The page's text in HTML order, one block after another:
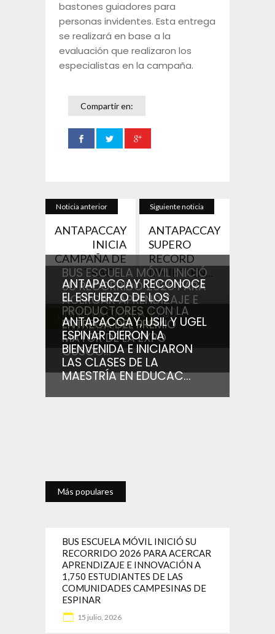
bastones guiadores para
personas invidentes. Esta entrega
se realizará en base a la
evaluación que realizaron los
especialistas en la campaña.
Compartir en:
Noticia anterior
ANTAPACCAY
INICIA
CAMPAÑA DE
TRACT...
Siguiente noticia
ANTAPACCAY
SUPERO
RECORD
INVIRTIEN...
Noticias relacionadas
BUS ESCUELA MÓVIL INICIÓ
SU RECORRIDO 2026 PARA
ACERCAR APRENDIZAJE E
INNOVACIÓN A 1,750
ESTUDIANTES...
ANTAPACCAY RECONOCE
EL ESFUERZO DE LOS
PRODUCTORES CON LA
ENTREGA DEL PREMIO
MAYOR DE LA EXPO
CUSCO...
ANTAPACCAY, USIL Y UGEL
ESPINAR DIERON LA
BIENVENIDA E INICIARON
LAS CLASES DE LA
MAESTRÍA EN EDUCAC...
Más populares
BUS ESCUELA MÓVIL INICIÓ SU
RECORRIDO 2026 PARA ACERCAR
APRENDIZAJE E INNOVACIÓN A
1,750 ESTUDIANTES DE LAS
COMUNIDADES CAMPESINAS DE
ESPINAR
15 julio, 2026